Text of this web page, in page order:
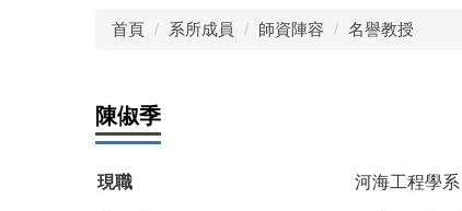
首頁 系所成員 師資陣容 名譽教授
陳俶季
現職 河海工程學